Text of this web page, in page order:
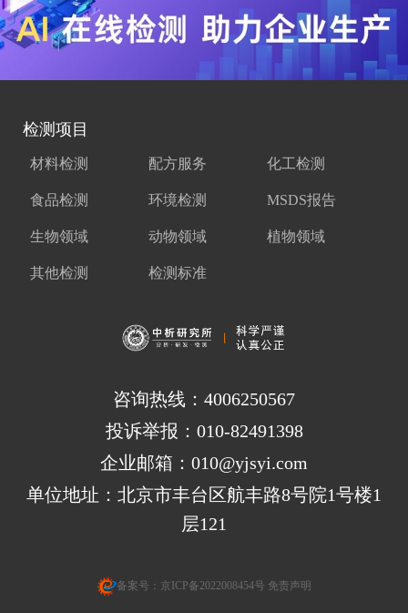
检测项目
材料检测 配方服务 化工检测
食品检测 环境检测 MSDS报告
生物领域 动物领域 植物领域
其他检测 检测标准
咨询热线：4006250567
投诉举报：010-82491398
企业邮箱：010@yjsyi.com
单位地址：北京市丰台区航丰路8号院1号楼1
层121
备案号： 京ICP备2022008454号 免责声明